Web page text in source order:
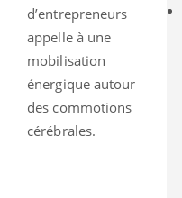
d’entrepreneurs
appelle à une
mobilisation
énergique autour
des commotions
cérébrales.